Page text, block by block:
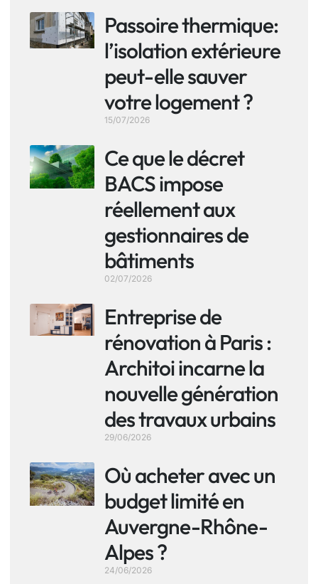
Passoire thermique:
l’isolation extérieure
peut-elle sauver
votre logement ?
15/07/2026
Ce que le décret
BACS impose
réellement aux
gestionnaires de
bâtiments
02/07/2026
Entreprise de
rénovation à Paris :
Architoi incarne la
nouvelle génération
des travaux urbains
29/06/2026
Où acheter avec un
budget limité en
Auvergne-Rhône-
Alpes ?
24/06/2026